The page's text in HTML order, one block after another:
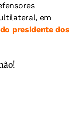
em
presidente dos